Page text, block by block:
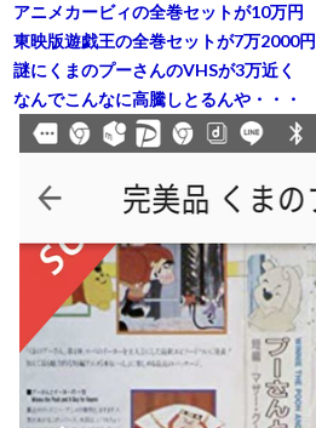
アニメカービィの全巻セットが10万円
東映版遊戯王の全巻セットが7万2000円
謎にくまのプーさんのVHSが3万近く
なんでこんなに高騰しとるんや・・・